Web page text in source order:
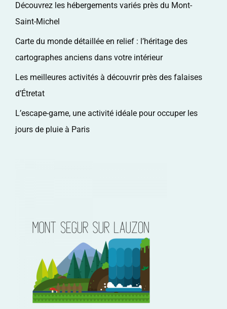
Découvrez les hébergements variés près du Mont-
Saint-Michel
Carte du monde détaillée en relief : l’héritage des
cartographes anciens dans votre intérieur
Les meilleures activités à découvrir près des falaises
d’Étretat
L’escape-game, une activité idéale pour occuper les
jours de pluie à Paris